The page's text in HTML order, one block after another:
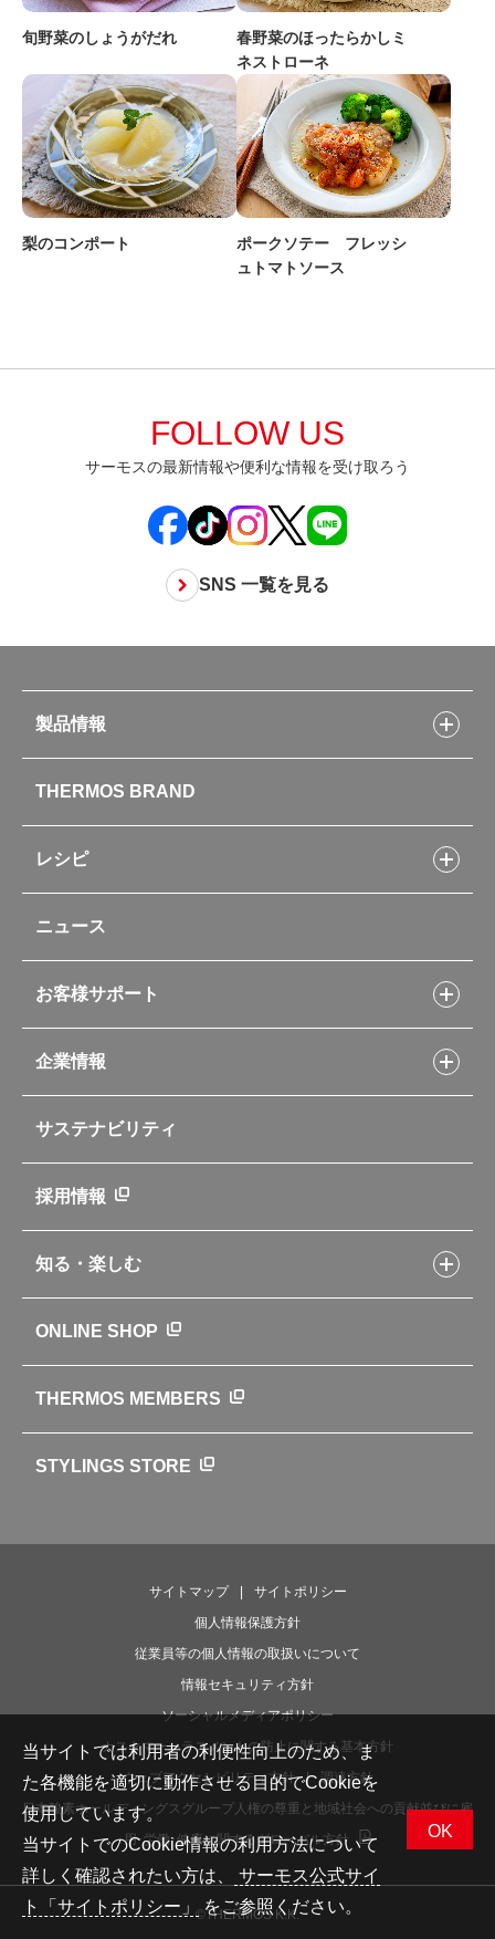
旬野菜のしょうがだれ
春野菜のほったらかしミ
ネストローネ
梨のコンポート
ポークソテー フレッシ
ュトマトソース
FOLLOW US
サーモスの最新情報や便利な情報を受け取ろう
SNS 一覧を見る
製品情報
水筒
お弁当
キッチン用品
ポット・アイスペール
コーヒーメーカー
ソフトクーラー・バッグ
自転車専用ボトル
アパレル小物
新製品一覧
カタログ
THERMOS BRAND
レシピ
フライパンレシピ
シャトルシェフレシピ
スープジャーレシピ
イージースモーカーレシピ
レシピ本のご紹介
ニュース
お客様サポート
交換用部品の購入方法
部品の種類や販売状況を調べる
よくあるご質問・お問い合わせ
企業情報
企業理念
会社概要
ニュース
世界のサーモス
サーモスの歴史
サステナビリティ
採用情報
知る・楽しむ
クラブサーモス
WEBマガジン
お弁当にエールを込めて
ONLINE SHOP
THERMOS MEMBERS
STYLINGS STORE
サイトマップ
サイトポリシー
個人情報保護方針
従業員等の個人情報の取扱いについて
情報セキュリティ方針
ソーシャルメディアポリシー
カスタマーハラスメントの防止に関する基本方針
ウェブアクセシビリティ方針
調達方針
日本酸素ホールディングスグループ人権の尊重と地域社会への貢献並びに雇
用･労働･健康に関するグローバル方針
©THERMOS K.K.
当サイトでは利用者の利便性向上のため、ま
た各機能を適切に動作させる目的でCookieを
使用しています。
当サイトでのCookie情報の利用方法について
詳しく確認されたい方は、
サーモス公式サイ
ト「サイトポリシー」をご参照ください。
OK